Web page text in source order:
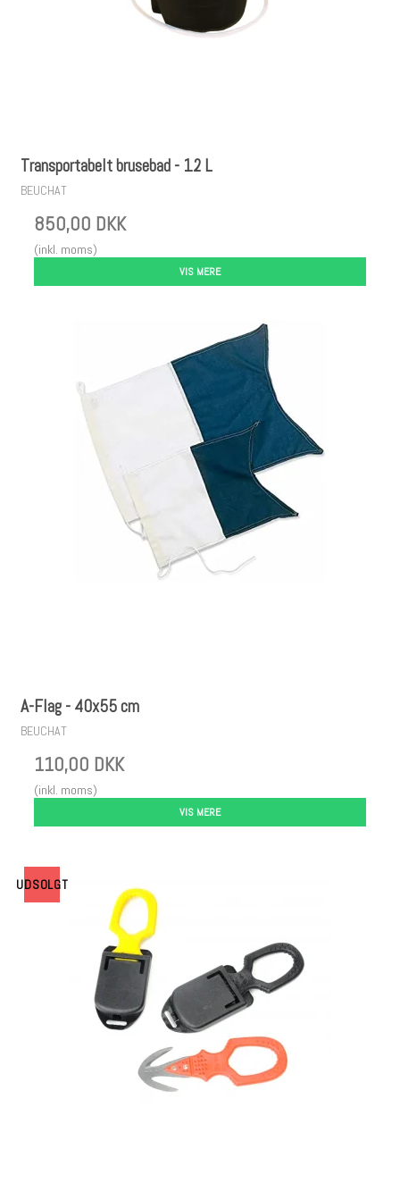
Transportabelt brusebad - 12 L
BEUCHAT
850,00 DKK
(inkl. moms)
VIS MERE
A-Flag - 40x55 cm
BEUCHAT
110,00 DKK
(inkl. moms)
VIS MERE
UDSOLGT